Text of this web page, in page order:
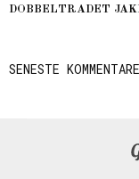
DOBBELTRADET
SENESTE